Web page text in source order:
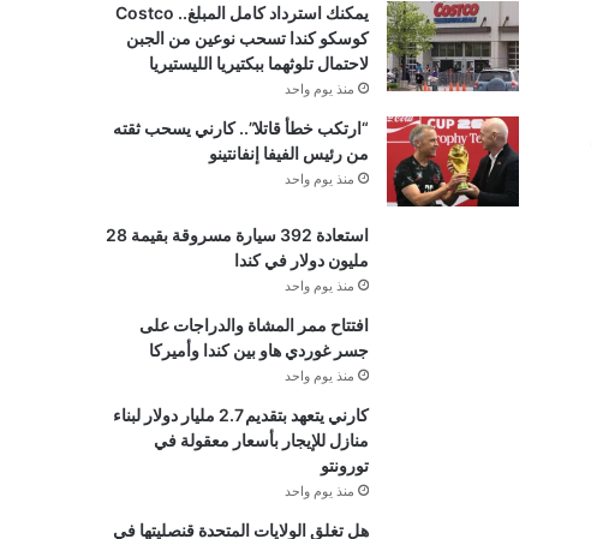
يمكنك استرداد كامل المبلغ.. Costco
كوسكو كندا تسحب نوعين من الجبن
لاحتمال تلوثهما ببكتيريا الليستيريا
منذ يوم واحد
“ارتكب خطأ قاتلا”.. كارني يسحب ثقته
من رئيس الفيفا إنفانتينو
منذ يوم واحد
استعادة 392 سيارة مسروقة بقيمة 28
مليون دولار في كندا
منذ يوم واحد
افتتاح ممر المشاة والدراجات على
جسر غوردي هاو بين كندا وأميركا
منذ يوم واحد
كارني يتعهد بتقديم 2.7 مليار دولار لبناء
منازل للإيجار بأسعار معقولة في
تورونتو
منذ يوم واحد
هل تغلق الولايات المتحدة قنصليتها في